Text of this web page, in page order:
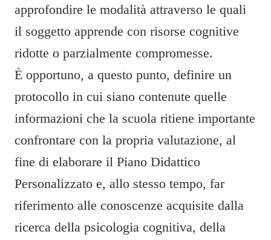
approfondire le modalità attraverso le quali
il soggetto apprende con risorse cognitive
ridotte o parzialmente compromesse.
È opportuno, a questo punto, definire un
protocollo in cui siano contenute quelle
informazioni che la scuola ritiene importante
confrontare con la propria valutazione, al
fine di elaborare il Piano Didattico
Personalizzato e, allo stesso tempo, far
riferimento alle conoscenze acquisite dalla
ricerca della psicologia cognitiva, della